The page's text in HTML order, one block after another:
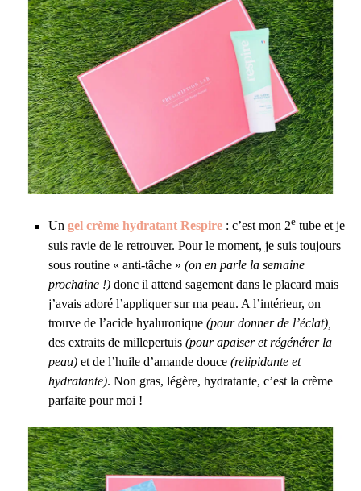
Un gel crème hydratant Respire : c’est mon 2e tube et je
suis ravie de le retrouver. Pour le moment, je suis toujours
sous routine « anti-tâche » (on en parle la semaine
prochaine !) donc il attend sagement dans le placard mais
j’avais adoré l’appliquer sur ma peau. A l’intérieur, on
trouve de l’acide hyaluronique (pour donner de l’éclat),
des extraits de millepertuis (pour apaiser et régénérer la
peau) et de l’huile d’amande douce (relipidante et
hydratante). Non gras, légère, hydratante, c’est la crème
parfaite pour moi !